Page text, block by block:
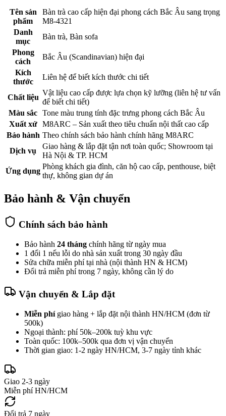
Tên sản
phẩm
Bàn trà cao cấp hiện đại phong cách Bắc Âu sang trọng
M8-4321
Danh
mục
Bàn trà, Bàn sofa
Phong
cách
Bắc Âu (Scandinavian) hiện đại
Kích
thước
Liên hệ để biết kích thước chi tiết
Chất liệu
Vật liệu cao cấp được lựa chọn kỹ lưỡng (liên hệ tư vấn
để biết chi tiết)
Màu sắc Tone màu trung tính đặc trưng phong cách Bắc Âu
Xuất xứ
M8ARC – Sản xuất theo tiêu chuẩn nội thất cao cấp
Bảo hành Theo chính sách bảo hành chính hãng M8ARC
Dịch vụ
Giao hàng & lắp đặt tận nơi toàn quốc; Showroom tại
Hà Nội & TP. HCM
Ứng dụng
Phòng khách gia đình, căn hộ cao cấp, penthouse, biệt
thự, không gian dự án
Bảo hành & Vận chuyển
Chính sách bảo hành
Bảo hành 24 tháng chính hãng từ ngày mua
1 đổi 1 nếu lỗi do nhà sản xuất trong 30 ngày đầu
Sửa chữa miễn phí tại nhà (nội thành HN & HCM)
Đổi trả miễn phí trong 7 ngày, không cần lý do
Vận chuyển & Lắp đặt
Miễn phígiao hàng + lắp đặt nội thành HN/HCM (đơn từ
500k)
Ngoại thành: phí 50k–200k tuỳ khu vực
Toàn quốc: 100k–500k qua đơn vị vận chuyển
Thời gian giao: 1-2 ngày HN/HCM, 3-7 ngày tỉnh khác
Giao 2-3 ngày
Miễn phí HN/HCM
Đổi trả 7 ngày